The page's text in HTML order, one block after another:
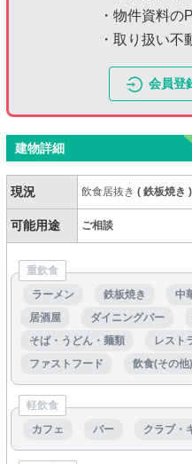
・物件資料の
・取り扱い不
会員登
建物詳細
現況 飲食居抜き(鉄板焼き)
可能用途 ご相談
重飲食
ラーメン
鉄板焼き 中
居酒屋
ダイニングバー
そば・うどん・麺類
レスト
ファストフード
飲食(その他)
軽飲食
カフェ
バー クラブ・